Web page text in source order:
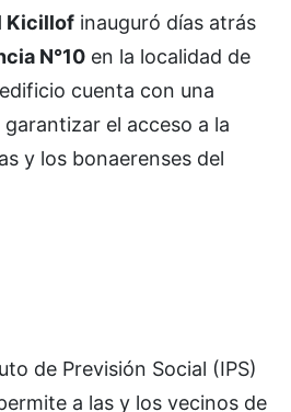
Kicillof inauguró días atrás
N°10 en la localidad de
cuenta con una
el acceso a la
y los bonaerenses del
de Previsión Social (IPS)
a las y los vecinos de